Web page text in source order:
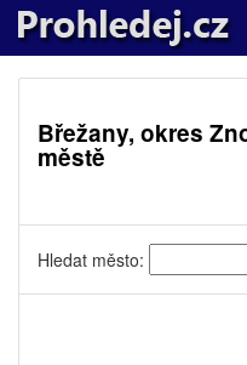
Břežany, okres
městě
Hledat město: